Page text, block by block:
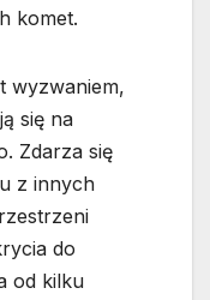
komet.
wyzwaniem,
się na
Zdarza się
z innych
do
od kilku